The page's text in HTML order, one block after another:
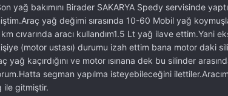
bakımını Birader SAKARYA Spedy servisinde
yağ değimi sırasında 10-60 Mobil yağ
cıvarında aracı kullandım1.5 Lt yağ ilave ettim.Yani
(motor ustası) durumu izah ettim bana motor daki
kaçırdığını ve motor ısınana dek bu silinder
segman yapılma isteyebileceğini ilettiler.Aracım
ile gitmiştir.